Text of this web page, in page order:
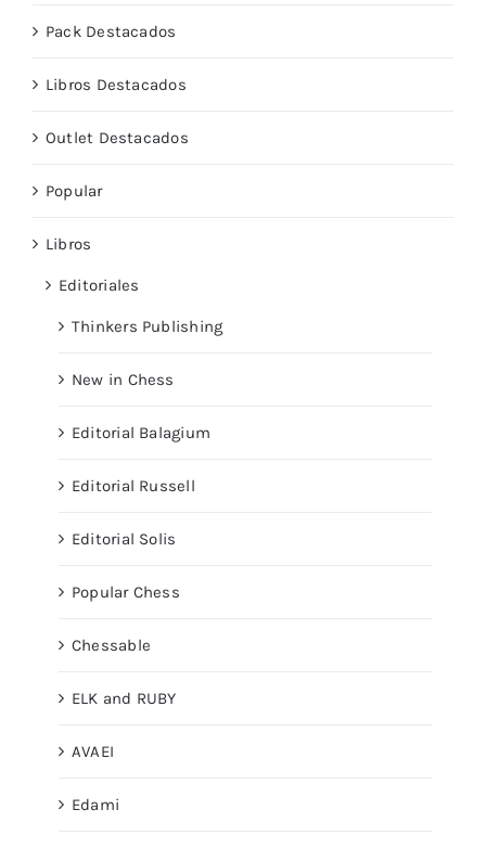
Pack Destacados
Libros Destacados
Outlet Destacados
Popular
Libros
Editoriales
Thinkers Publishing
New in Chess
Editorial Balagium
Editorial Russell
Editorial Solis
Popular Chess
Chessable
ELK and RUBY
AVAEI
Edami